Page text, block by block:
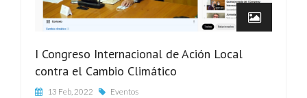
I Congreso Internacional de Ación Local
contra el Cambio Climático
13 Feb, 2022 Eventos